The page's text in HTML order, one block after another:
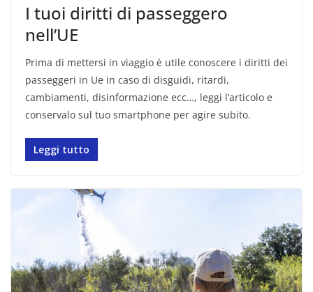
I tuoi diritti di passeggero
nell’UE
Prima di mettersi in viaggio è utile conoscere i diritti dei
passeggeri in Ue in caso di disguidi, ritardi,
cambiamenti, disinformazione ecc…, leggi l’articolo e
conservalo sul tuo smartphone per agire subito.
Leggi tutto